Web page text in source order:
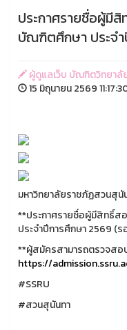
ประกาศรายชื่อผู้มี
บัณฑิตศึกษา ประจ
ผู้ดูแลเว็บ บัณฑิตวิทยาลั
15 มิถุนายน 2569
มหาวิทยาลัยราชภัฏสวนสุนั
**ประกาศรายชื่อผู้มีสิทธิ์
ประจำปีการศึกษา 2569 (ร
**ผู้สมัครสามารถตรวจสอ
https://
#SSRU
#สวนสุนันทา